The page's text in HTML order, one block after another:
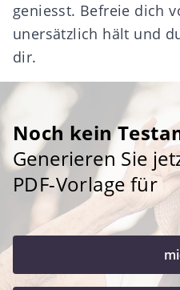
geniesst. Befreie dich
unersätzlich hält und
dir.
Noch kein
Generieren Sie
PDF-Vorlage für